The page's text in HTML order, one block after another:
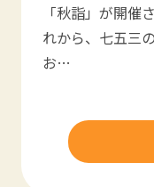
「秋詣」が開催
れから、七五三
お…